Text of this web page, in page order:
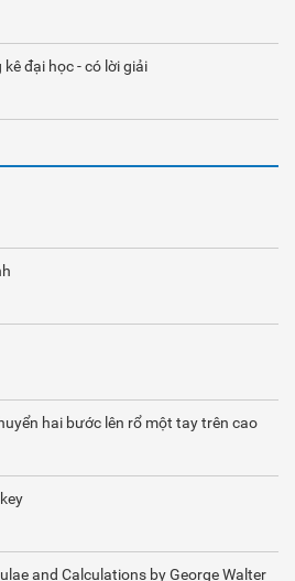
đại học - có lời giải
hai bước lên rổ một tay trên cao
and Calculations by George Walter